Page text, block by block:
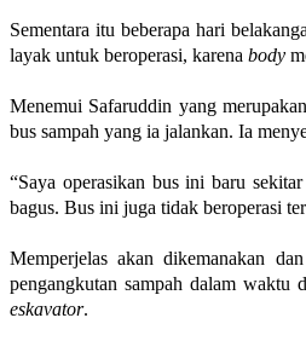
Sementara itu beberapa hari
layak untuk beroperasi, karena body
Menemui Safaruddin yang
bus sampah yang ia jalankan. Ia
“Saya operasikan bus ini baru
bagus. Bus ini juga tidak beroperasi
Memperjelas akan dikemanakan
pengangkutan sampah dalam
eskavator.